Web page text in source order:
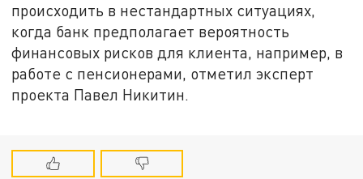
происходить в нестандартных ситуациях,
когда банк предполагает вероятность
финансовых рисков для клиента, например, в
работе с пенсионерами, отметил эксперт
проекта Павел Никитин.